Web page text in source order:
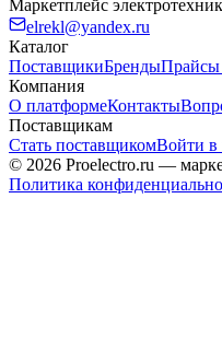
Маркетплейс
elrekl@yandex.ru
Каталог
ПоставщикиБрендыПрайсы
Компания
О платформеКонтакты
Поставщикам
Стать поставщикомВойти в
© 2026 Proelectro.ru —
Политика